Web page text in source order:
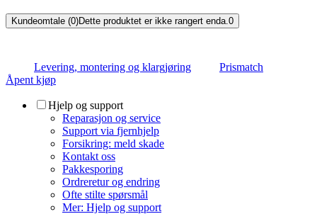
Kundeomtale (0)Dette produktet er ikke rangert enda.0
Levering, montering og klargjøring
Prismatch
Åpent kjøp
Hjelp og support
Reparasjon og service
Support via fjernhjelp
Forsikring: meld skade
Kontakt oss
Pakkesporing
Ordreretur og endring
Ofte stilte spørsmål
Mer: Hjelp og support